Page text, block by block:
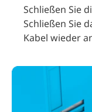
Schließen Sie
Schließen Sie
Kabel wieder